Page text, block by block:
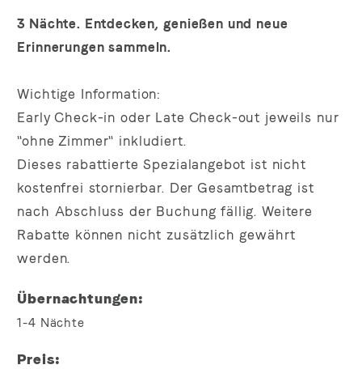
3 Nächte. Entdecken, genießen und neue
Erinnerungen sammeln.
Wichtige Information:
Early Check-in oder Late Check-out jeweils nur
"ohne Zimmer" inkludiert.
Dieses rabattierte Spezialangebot ist nicht
kostenfrei stornierbar. Der Gesamtbetrag ist
nach Abschluss der Buchung fällig. Weitere
Rabatte können nicht zusätzlich gewährt
werden.
Übernachtungen
1-4 Nächte
Preis